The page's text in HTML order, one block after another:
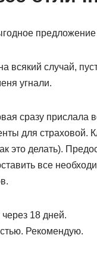
всякий случай,
угнали.
сразу прислала
для страховой.
это делать).
все
18 дней.
Рекомендую.